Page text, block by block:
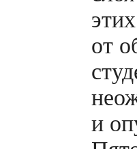
от
и